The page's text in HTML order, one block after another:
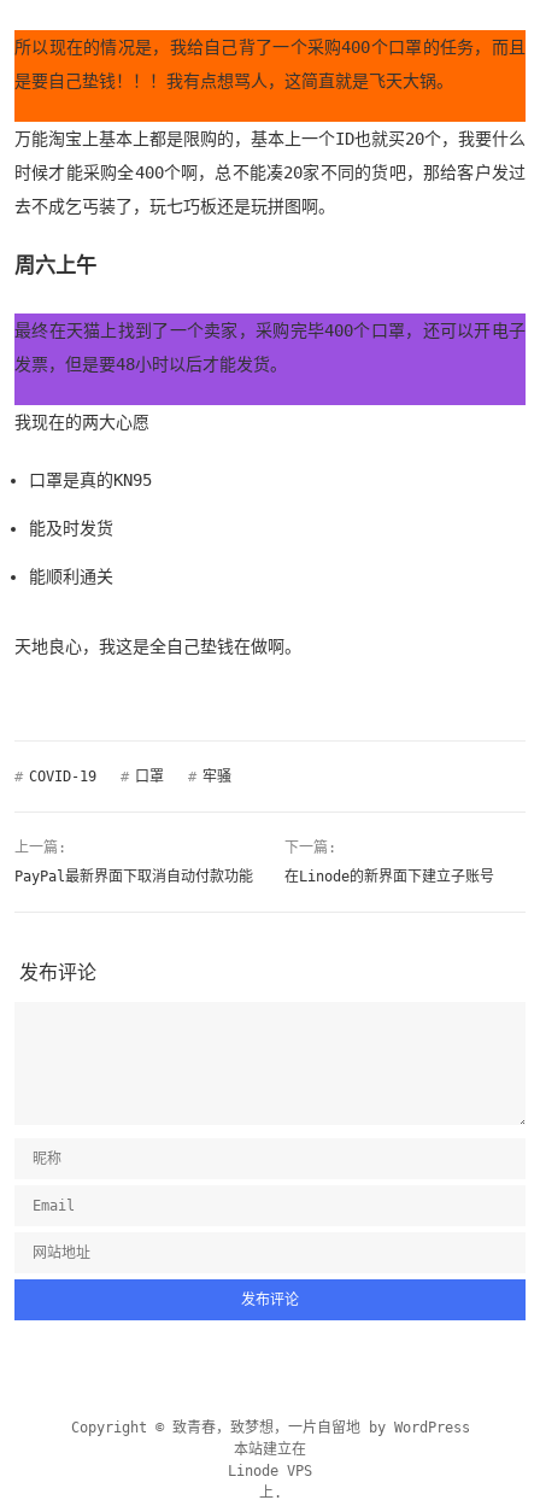
所以现在的情况是，我给自己背了一个采购400个口罩的任务，而且
是要自己垫钱！！！我有点想骂人，这简直就是飞天大锅。
万能淘宝上基本上都是限购的，基本上一个ID也就买20个，我要什么
时候才能采购全400个啊，总不能凑20家不同的货吧，那给客户发过
去不成乞丐装了，玩七巧板还是玩拼图啊。
周六上午
最终在天猫上找到了一个卖家，采购完毕400个口罩，还可以开电子
发票，但是要48小时以后才能发货。
我现在的两大心愿
口罩是真的KN95
能及时发货
能顺利通关
天地良心，我这是全自己垫钱在做啊。
# COVID-19 # 口罩 # 牢骚
上一篇:
PayPal最新界面下取消自动付款功能
下一篇:
在Linode的新界面下建立子账号
发布评论
Copyright © 致青春，致梦想，一片自留地 by WordPress
本站建立在
Linode VPS
上.